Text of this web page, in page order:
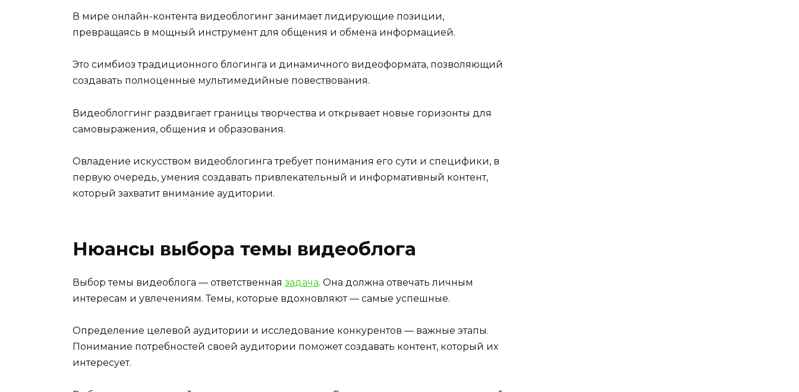
В мире онлайн-контента видеоблогинг занимает лидирующие позиции,
превращаясь в мощный инструмент для общения и обмена информацией.
Это симбиоз традиционного блогинга и динамичного видеоформата, позволяющий
создавать полноценные мультимедийные повествования.
Видеоблоггинг раздвигает границы творчества и открывает новые горизонты для
самовыражения, общения и образования.
Овладение искусством видеоблогинга требует понимания его сути и специфики, в
первую очередь, умения создавать привлекательный и информативный контент,
который захватит внимание аудитории.
Нюансы выбора темы видеоблога
Выбор темы видеоблога — ответственная задача. Она должна отвечать личным
интересам и увлечениям. Темы, которые вдохновляют — самые успешные.
Определение целевой аудитории и исследование конкурентов — важные этапы.
Понимание потребностей своей аудитории поможет создавать контент, который их
интересует.